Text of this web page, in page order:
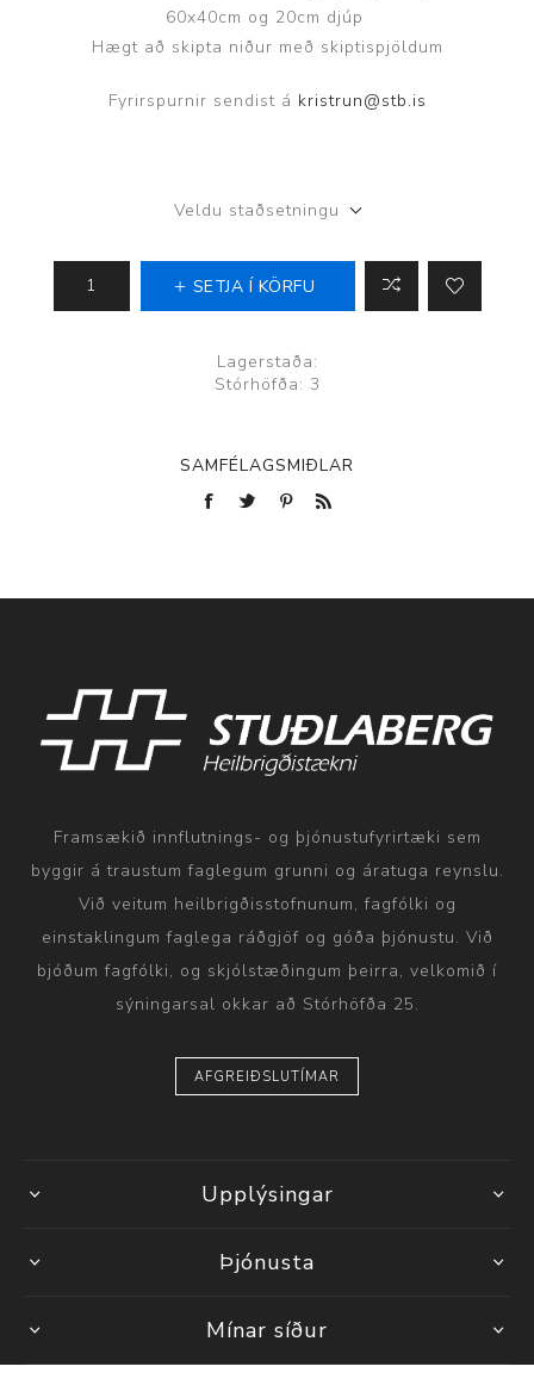
60x40cm og 20cm djúp
Hægt að skipta niður með skiptispjöldum
Fyrirspurnir sendist á kristrun@stb.is
Veldu staðsetningu
SETJA Í KÖRFU
Lagerstaða:
Stórhöfða: 3
SAMFÉLAGSMIÐLAR
Framsækið innflutnings- og þjónustufyrirtæki sem
byggir á traustum faglegum grunni og áratuga reynslu.
Við veitum heilbrigðisstofnunum, fagfólki og
einstaklingum faglega ráðgjöf og góða þjónustu. Við
bjóðum fagfólki, og skjólstæðingum þeirra, velkomið í
sýningarsal okkar að Stórhöfða 25.
AFGREIÐSLUTÍMAR
Upplýsingar
Þjónusta
Mínar síður